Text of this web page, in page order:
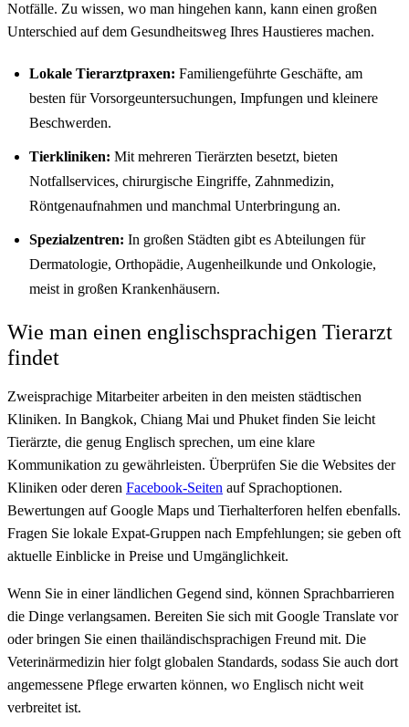
Notfälle. Zu wissen, wo man hingehen kann, kann einen großen
Unterschied auf dem Gesundheitsweg Ihres Haustieres machen.
Lokale Tierarztpraxen: Familiengeführte Geschäfte, am
besten für Vorsorgeuntersuchungen, Impfungen und kleinere
Beschwerden.
Tierkliniken: Mit mehreren Tierärzten besetzt, bieten
Notfallservices, chirurgische Eingriffe, Zahnmedizin,
Röntgenaufnahmen und manchmal Unterbringung an.
Spezialzentren: In großen Städten gibt es Abteilungen für
Dermatologie, Orthopädie, Augenheilkunde und Onkologie,
meist in großen Krankenhäusern.
Wie man einen englischsprachigen Tierarzt
findet
Zweisprachige Mitarbeiter arbeiten in den meisten städtischen
Kliniken. In Bangkok, Chiang Mai und Phuket finden Sie leicht
Tierärzte, die genug Englisch sprechen, um eine klare
Kommunikation zu gewährleisten. Überprüfen Sie die Websites der
Kliniken oder deren Facebook-Seiten auf Sprachoptionen.
Bewertungen auf Google Maps und Tierhalterforen helfen ebenfalls.
Fragen Sie lokale Expat-Gruppen nach Empfehlungen; sie geben oft
aktuelle Einblicke in Preise und Umgänglichkeit.
Wenn Sie in einer ländlichen Gegend sind, können Sprachbarrieren
die Dinge verlangsamen. Bereiten Sie sich mit Google Translate vor
oder bringen Sie einen thailändischsprachigen Freund mit. Die
Veterinärmedizin hier folgt globalen Standards, sodass Sie auch dort
angemessene Pflege erwarten können, wo Englisch nicht weit
verbreitet ist.